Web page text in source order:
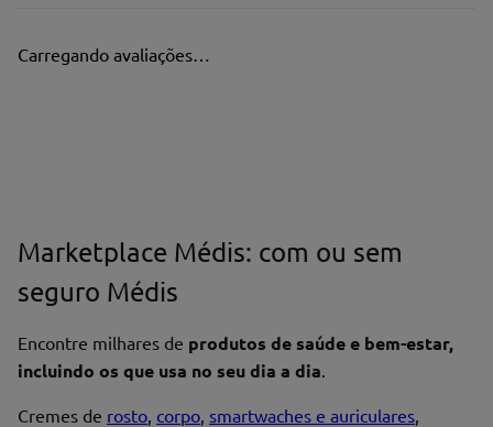
Título*
Nome*
Carregando avaliações…
Marketplace Médis: com ou sem
seguro Médis
Encontre milhares de produtos de saúde e bem-estar,
incluindo os que usa no seu dia a dia.
Cremes de rosto, corpo, smartwaches e auriculares,